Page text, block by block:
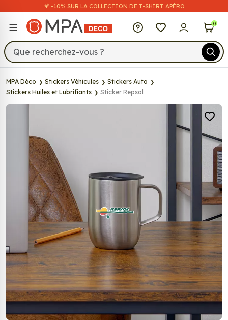
🍹 -10% SUR LA COLLECTION DE T-SHIRT APÉRO
MPA Déco 0
MPA Déco Stickers Véhicules
Stickers Auto
Stickers Huiles et Lubrifiants
Sticker Repsol